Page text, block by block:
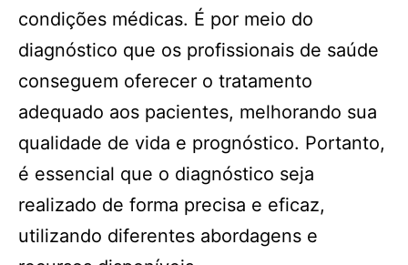
condições médicas. É por meio do
diagnóstico que os profissionais de saúde
conseguem oferecer o tratamento
adequado aos pacientes, melhorando sua
qualidade de vida e prognóstico. Portanto,
é essencial que o diagnóstico seja
realizado de forma precisa e eficaz,
utilizando diferentes abordagens e